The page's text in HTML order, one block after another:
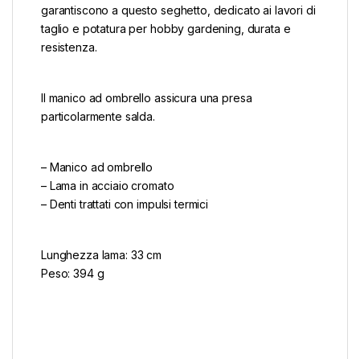
garantiscono a questo seghetto, dedicato ai lavori di
taglio e potatura per hobby gardening, durata e
resistenza.
Il manico ad ombrello assicura una presa
particolarmente salda.
– Manico ad ombrello
– Lama in acciaio cromato
– Denti trattati con impulsi termici
Lunghezza lama: 33 cm
Peso: 394 g